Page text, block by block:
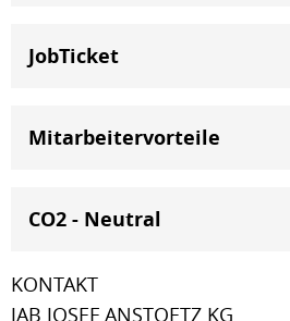
JobTicket
Mitarbeitervorteile
CO2 - Neutral
KONTAKT
JAB JOSEF ANSTOETZ KG